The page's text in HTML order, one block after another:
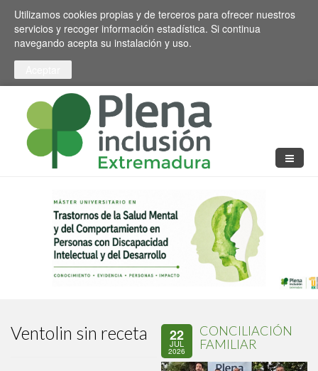
Pasar al contenido principal
Toggle high contrast
Utilizamos cookies propias y de terceros para ofrecer nuestros
servicios y recoger información estadística. Si continua
navegando acepta su instalación y uso.
Ventolin sin receta 22
JUL
2026
CONCILIACIÓN
FAMILIAR